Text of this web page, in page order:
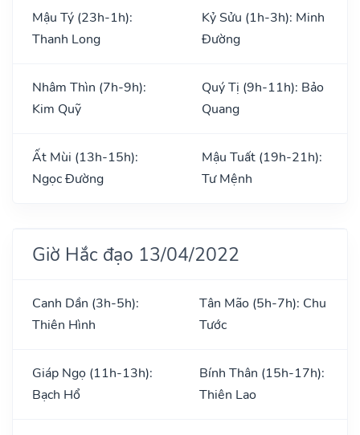
Mậu Tý (23h-1h):
Thanh Long
Kỷ Sửu (1h-3h): Minh
Đường
Nhâm Thìn (7h-9h):
Kim Quỹ
Quý Tị (9h-11h): Bảo
Quang
Ất Mùi (13h-15h):
Ngọc Đường
Mậu Tuất (19h-21h):
Tư Mệnh
Giờ Hắc đạo 13/04/2022
Canh Dần (3h-5h):
Thiên Hình
Tân Mão (5h-7h): Chu
Tước
Giáp Ngọ (11h-13h):
Bạch Hổ
Bính Thân (15h-17h):
Thiên Lao